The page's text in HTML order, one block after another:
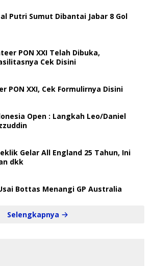
Putri Sumut Dibantai Jabar 8 Gol
PON XXI Telah Dibuka,
Cek Disini
PON XXI, Cek Formulirnya Disini
Open : Langkah Leo/Daniel
Gelar All England 25 Tahun, Ini
dkk
Bottas Menangi GP Australia
Selengkapnya